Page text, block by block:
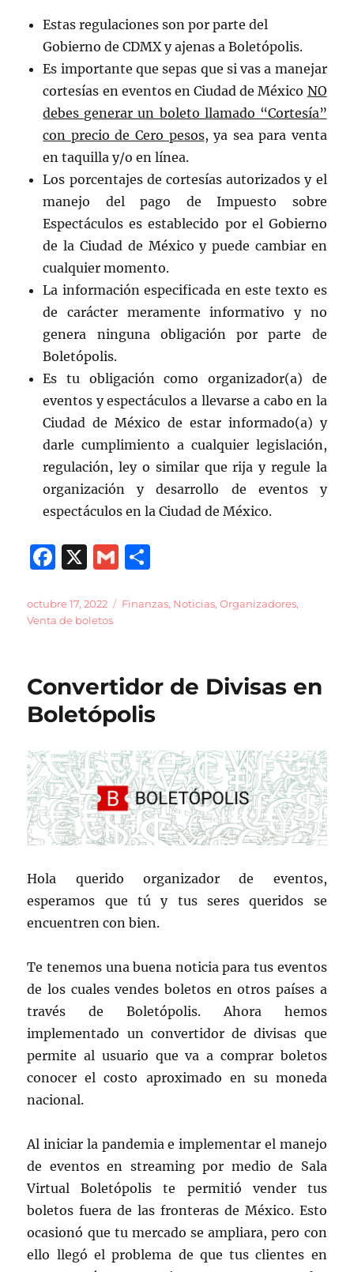
Estas regulaciones son por parte del
Gobierno de CDMX y ajenas a Boletópolis.
Es importante que sepas que si vas a manejar
cortesías en eventos en Ciudad de México NO
debes generar un boleto llamado “Cortesía”
con precio de Cero pesos, ya sea para venta
en taquilla y/o en línea.
Los porcentajes de cortesías autorizados y el
manejo del pago de Impuesto sobre
Espectáculos es establecido por el Gobierno
de la Ciudad de México y puede cambiar en
cualquier momento.
La información especificada en este texto es
de carácter meramente informativo y no
genera ninguna obligación por parte de
Boletópolis.
Es tu obligación como organizador(a) de
eventos y espectáculos a llevarse a cabo en la
Ciudad de México de estar informado(a) y
darle cumplimiento a cualquier legislación,
regulación, ley o similar que rija y regule la
organización y desarrollo de eventos y
espectáculos en la Ciudad de México.
F
c
e
o
o
X
G
ai m
rt
ir
Publicado
el
octubre 17, 2022 Categorías
Finanzas, Noticias,Organizadores,
Venta de boletos
Convertidor de Divisas en
Boletópolis
Hola querido organizador de eventos,
esperamos que tú y tus seres queridos se
encuentren con bien.
Te tenemos una buena noticia para tus eventos
de los cuales vendes boletos en otros países a
través de Boletópolis. Ahora hemos
implementado un convertidor de divisas que
permite al usuario que va a comprar boletos
conocer el costo aproximado en su moneda
nacional.
Al iniciar la pandemia e implementar el manejo
de eventos en streaming por medio de Sala
Virtual Boletópolis te permitió vender tus
boletos fuera de las fronteras de México. Esto
ocasionó que tu mercado se ampliara, pero con
ello llegó el problema de que tus clientes en